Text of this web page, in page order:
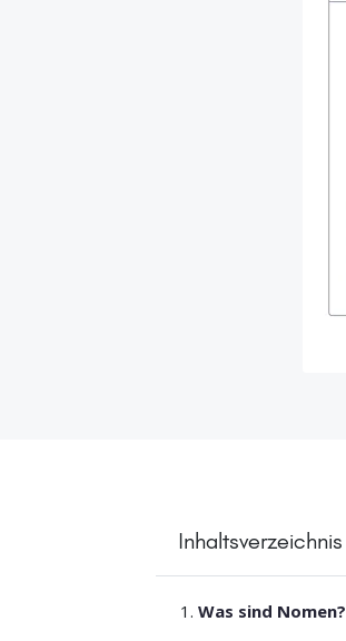
Inhaltsverzeichnis
Was sind Nomen?